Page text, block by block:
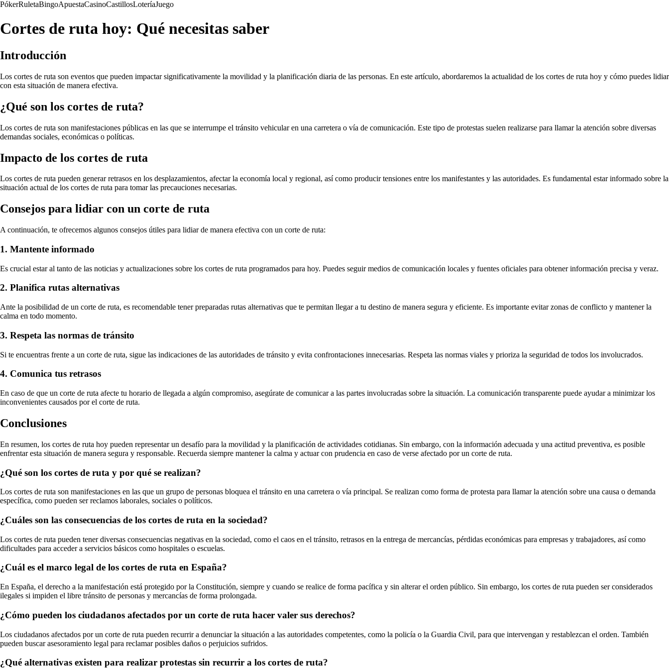
PókerRuletaBingoApuestaCasinoCastillosLoteríaJuego
Cortes de ruta hoy: Qué necesitas saber
Introducción
Los cortes de ruta son eventos que pueden impactar significativamente la movilidad y la planificación diaria de las personas. En este artículo, abordaremos la actualidad de los cortes de ruta hoy y cómo puedes lidiar
con esta situación de manera efectiva.
¿Qué son los cortes de ruta?
Los cortes de ruta son manifestaciones públicas en las que se interrumpe el tránsito vehicular en una carretera o vía de comunicación. Este tipo de protestas suelen realizarse para llamar la atención sobre diversas
demandas sociales, económicas o políticas.
Impacto de los cortes de ruta
Los cortes de ruta pueden generar retrasos en los desplazamientos, afectar la economía local y regional, así como producir tensiones entre los manifestantes y las autoridades. Es fundamental estar informado sobre la
situación actual de los cortes de ruta para tomar las precauciones necesarias.
Consejos para lidiar con un corte de ruta
A continuación, te ofrecemos algunos consejos útiles para lidiar de manera efectiva con un corte de ruta:
1. Mantente informado
Es crucial estar al tanto de las noticias y actualizaciones sobre los cortes de ruta programados para hoy. Puedes seguir medios de comunicación locales y fuentes oficiales para obtener información precisa y veraz.
2. Planifica rutas alternativas
Ante la posibilidad de un corte de ruta, es recomendable tener preparadas rutas alternativas que te permitan llegar a tu destino de manera segura y eficiente. Es importante evitar zonas de conflicto y mantener la
calma en todo momento.
3. Respeta las normas de tránsito
Si te encuentras frente a un corte de ruta, sigue las indicaciones de las autoridades de tránsito y evita confrontaciones innecesarias. Respeta las normas viales y prioriza la seguridad de todos los involucrados.
4. Comunica tus retrasos
En caso de que un corte de ruta afecte tu horario de llegada a algún compromiso, asegúrate de comunicar a las partes involucradas sobre la situación. La comunicación transparente puede ayudar a minimizar los
inconvenientes causados por el corte de ruta.
Conclusiones
En resumen, los cortes de ruta hoy pueden representar un desafío para la movilidad y la planificación de actividades cotidianas. Sin embargo, con la información adecuada y una actitud preventiva, es posible
enfrentar esta situación de manera segura y responsable. Recuerda siempre mantener la calma y actuar con prudencia en caso de verse afectado por un corte de ruta.
¿Qué son los cortes de ruta y por qué se realizan?
Los cortes de ruta son manifestaciones en las que un grupo de personas bloquea el tránsito en una carretera o vía principal. Se realizan como forma de protesta para llamar la atención sobre una causa o demanda
específica, como pueden ser reclamos laborales, sociales o políticos.
¿Cuáles son las consecuencias de los cortes de ruta en la sociedad?
Los cortes de ruta pueden tener diversas consecuencias negativas en la sociedad, como el caos en el tránsito, retrasos en la entrega de mercancías, pérdidas económicas para empresas y trabajadores, así como
dificultades para acceder a servicios básicos como hospitales o escuelas.
¿Cuál es el marco legal de los cortes de ruta en España?
En España, el derecho a la manifestación está protegido por la Constitución, siempre y cuando se realice de forma pacífica y sin alterar el orden público. Sin embargo, los cortes de ruta pueden ser considerados
ilegales si impiden el libre tránsito de personas y mercancías de forma prolongada.
¿Cómo pueden los ciudadanos afectados por un corte de ruta hacer valer sus derechos?
Los ciudadanos afectados por un corte de ruta pueden recurrir a denunciar la situación a las autoridades competentes, como la policía o la Guardia Civil, para que intervengan y restablezcan el orden. También
pueden buscar asesoramiento legal para reclamar posibles daños o perjuicios sufridos.
¿Qué alternativas existen para realizar protestas sin recurrir a los cortes de ruta?